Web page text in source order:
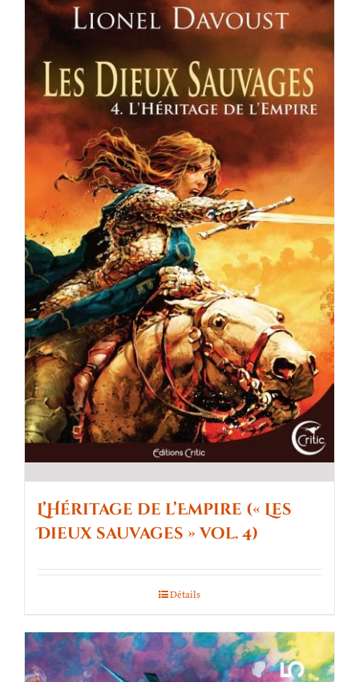
L’Héritage de l’Empire (« Les
Dieux sauvages » vol. 4)
Détails